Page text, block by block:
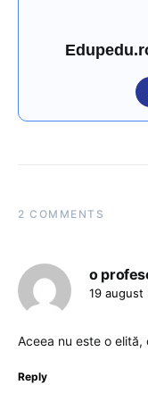
2 COMMENTS
o
19 august
Aceea nu este o elită,
Reply